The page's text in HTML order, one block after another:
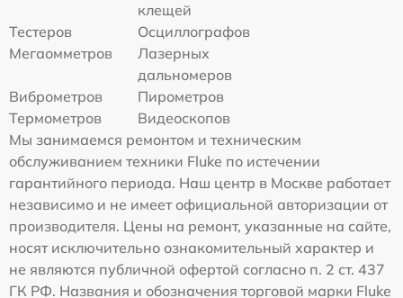
клещей
Тестеров
Осциллографов
Мегаомметров
Лазерных
дальномеров
Виброметров
Пирометров
Термометров
Видеоскопов
Мы занимаемся ремонтом и техническим
обслуживанием техники Fluke по истечении
гарантийного периода. Наш центр в Москве работает
независимо и не имеет официальной авторизации от
производителя. Цены на ремонт, указанные на сайте,
носят исключительно ознакомительный характер и
не являются публичной офертой согласно п. 2 ст. 437
ГК РФ. Названия и обозначения торговой марки Fluke